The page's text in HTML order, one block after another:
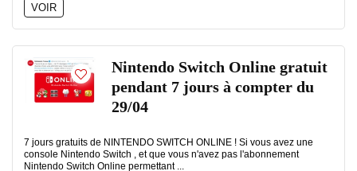
VOIR
Nintendo Switch Online gratuit
pendant 7 jours à compter du
29/04
7 jours gratuits de NINTENDO SWITCH ONLINE ! Si vous avez une
console Nintendo Switch , et que vous n'avez pas l'abonnement
Nintendo Switch Online permettant ...